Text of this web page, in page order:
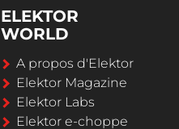
ELEKTOR
WORLD
A propos d'Elektor
Elektor Magazine
Elektor Labs
Elektor e-choppe